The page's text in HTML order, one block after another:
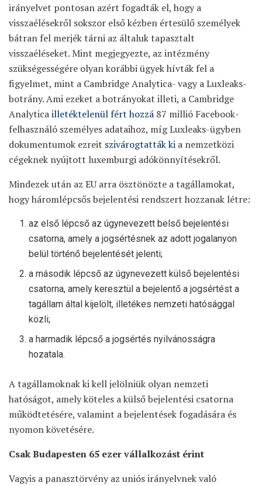
irányelvet pontosan azért fogadták el, hogy a
visszaélésekről sokszor első kézben értesülő személyek
bátran fel merjék tárni az általuk tapasztalt
visszaéléseket. Mint megjegyezte, az intézmény
szükségességére olyan korábbi ügyek hívták fel a
figyelmet, mint a Cambridge Analytica- vagy a Luxleaks-
botrány. Ami ezeket a botrányokat illeti, a Cambridge
Analyticailletéktelenül fért hozzá 87 millió Facebook-
felhasználó személyes adataihoz, míg Luxleaks-ügyben
dokumentumok ezreit szivárogtatták ki a nemzetközi
cégeknek nyújtott luxemburgi adókönnyítésekről.
Mindezek után az EU arra ösztönözte a tagállamokat,
hogy háromlépcsős bejelentési rendszert hozzanak létre:
az első lépcső az úgynevezett belső bejelentési
csatorna, amely a jogsértésnek az adott jogalanyon
belül történő bejelentését jelenti;
a második lépcső az úgynevezett külső bejelentési
csatorna, amely keresztül a bejelentő a jogsértést a
tagállam által kijelölt, illetékes nemzeti hatósággal
közli;
a harmadik lépcső a jogsértés nyilvánosságra
hozatala.
A tagállamoknak ki kell jelölniük olyan nemzeti
hatóságot, amely köteles a külső bejelentési csatorna
működtetésére, valamint a bejelentések fogadására és
nyomon követésére.
Csak Budapesten 65 ezer vállalkozást érint
Vagyis a panasztörvény az uniós irányelvnek való